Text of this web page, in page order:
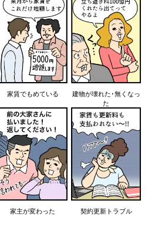
家賃でもめている
建物が壊れた･無くなっ
た
家主が変わった 契約更新トラブル